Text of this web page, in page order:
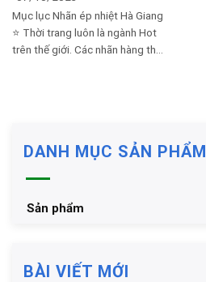
Mục lục Nhãn ép nhiệt Hà Giang
⭐️ Thời trang luôn là ngành Hot
trên thế giới. Các nhãn hàng thời
DANH MỤC SẢN PHẨM
Sản phẩm
BÀI VIẾT MỚI